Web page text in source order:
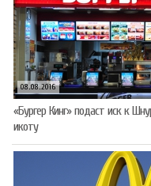
08.08.2016
«Бургер Кинг» подаст иск к
икоту